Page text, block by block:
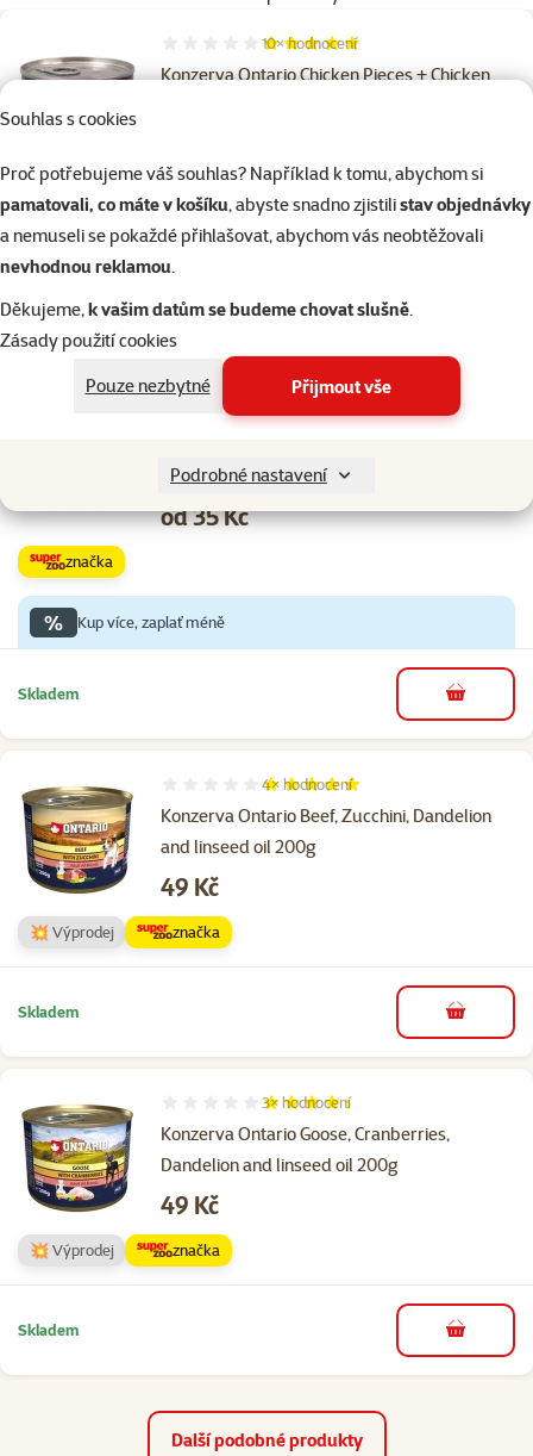
Souhlas s cookies
Proč potřebujeme váš souhlas? Například k tomu, abychom si
pamatovali, co máte v košíku, abyste snadno zjistilistav objednávky
a nemuseli se pokaždé přihlašovat, abychom vás neobtěžovali
nevhodnou reklamou.
Děkujeme,k vašim datům se budeme chovat slušně.
Zásady použití cookies
Pouze nezbytné
Přijmout vše
Podrobné nastavení
Konzerva Ontario Chicken Pieces + Chicken
Hodnocení 100%, počet hodnocení: 10
10×hodnocení
značka
Kup více, zaplať méně
Skladem
200g
Hodnocení 100%, počet hodnocení: 1
1×hodnocení
Cena
od 35 Kč
značka
% Kup více, zaplať méně
Skladem do košíku
Konzerva Ontario Beef, Zucchini, Dandelion
and linseed oil 200g
Hodnocení 100%, počet hodnocení: 4
4× hodnocení
Cena
49 Kč
💥 Výprodej značka
Skladem do košíku
Konzerva Ontario Goose, Cranberries,
Dandelion and linseed oil 200g
Hodnocení 87%, počet hodnocení: 3
3× hodnocení
Cena
49 Kč
💥 Výprodej značka
Skladem do košíku
Další podobné produkty